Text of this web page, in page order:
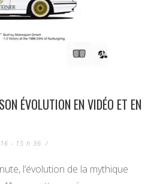
ÉVOLUTION EN VIDÉO ET EN
- 15 h 36 /
l’évolution de la mythique